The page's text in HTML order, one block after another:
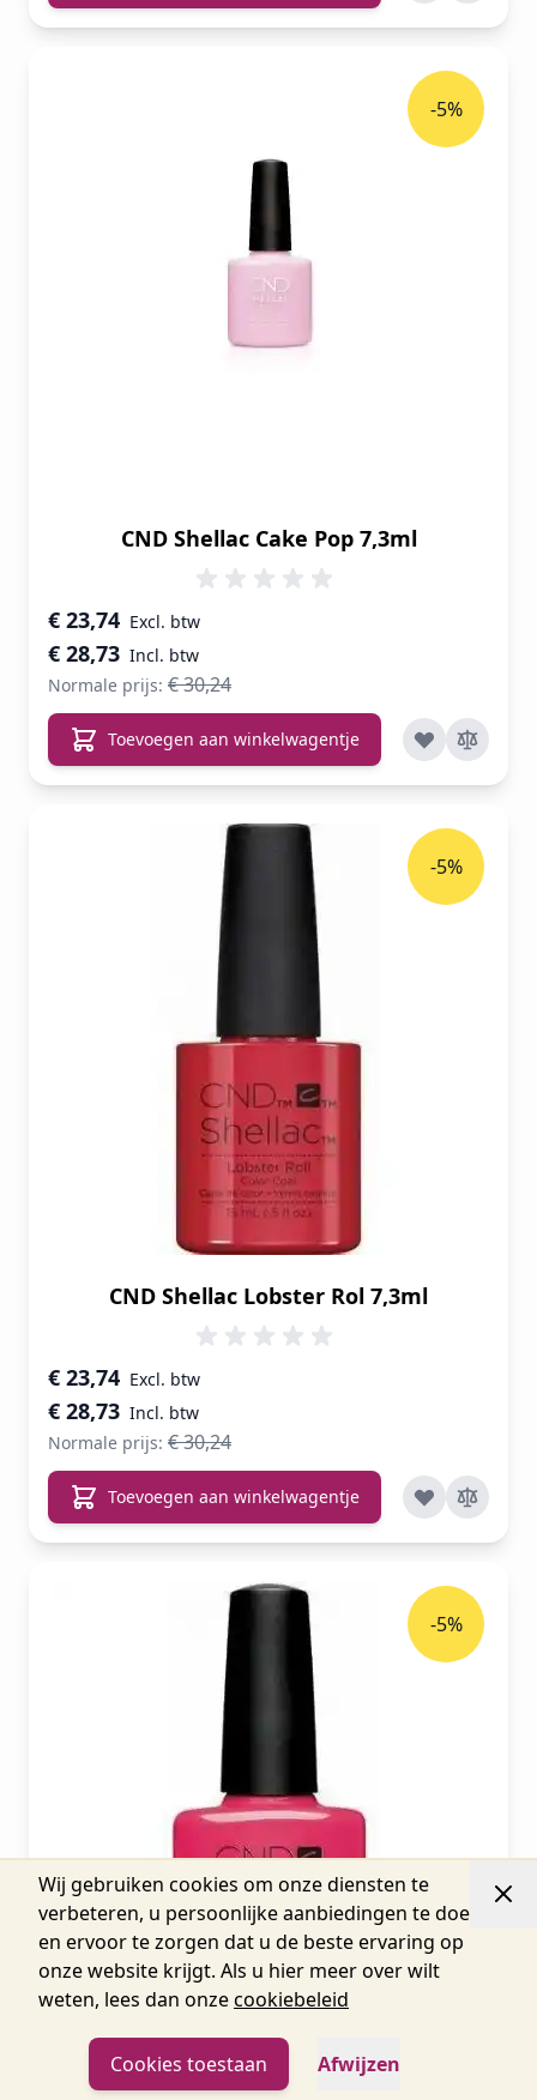
Wij gebruiken cookies om onze diensten te
verbeteren, u persoonlijke aanbiedingen te doen
en ervoor te zorgen dat u de beste ervaring op
onze website krijgt. Als u hier meer over wilt
weten, lees dan onzecookiebeleid
Cookies toestaan Afwijzen
CND Shellac Cake Pop 7,3ml
Speciale prijs
€ 28,73
€ 23,74
Normale prijs: € 30,24
-5%
Toevoegen aan winkelwagentje
CND Shellac Lobster Rol 7,3ml
Speciale prijs
€ 28,73
€ 23,74
Normale prijs: € 30,24
-5%
Toevoegen aan winkelwagentje
CND Shellac Pink Bikini 7,3ml
-5%